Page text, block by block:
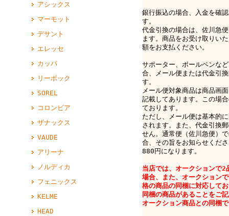
アシックス
マーモット
デサント
エレッセ
カッパ
リーボック
SOREL
コロンビア
ザナックス
VAUDE
アリーナ
ノルディカ
フェニックス
KELME
HEAD
銀行振込の場合、入金を確
す。
代金引換の場合は、佐川
ます。商品をお受け取りい
額をお支払ください。
サポーター、ボールペンな
合、メール便または代金引
す。
メール便対象商品は商品画
記載してあります。この場
ております。
ただし、メール便は基本的
されます。また、代金引換
せん。通常便（佐川急便）
合、その旨をお知らせくだ
880円になります。
当店では、オークションで2
場合、また、オークション
格の商品の同梱に対応して
同梱の商品があることをご
オークション商品との同梱